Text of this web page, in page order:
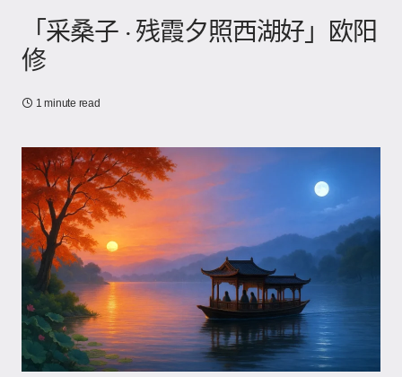
「采桑子 · 残霞夕照西湖好」欧阳
修
1 minute read